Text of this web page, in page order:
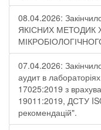
08.04.2026:
ЯКІСНИХ МЕТОДИК
07.04.2026:
аудит в
17025:2019 з
19011:2019, ДСТУ
рекомендацій".